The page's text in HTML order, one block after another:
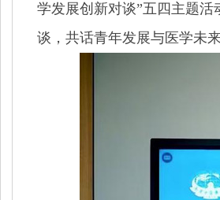
学发展创新对谈”五四主题活
谈，共话青年发展与医学未